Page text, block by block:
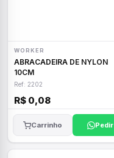
WORKER
ABRACADEIRA DE NYLON
10CM
Ref: 2202
R$ 0,08
Carrinho Pedir